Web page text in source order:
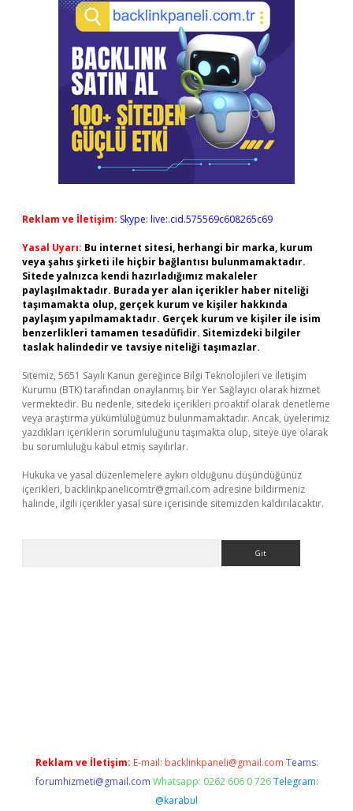
Reklam ve İletişim: Skype: live:.cid.575569c608265c69
Yasal Uyarı: Bu internet sitesi, herhangi bir marka, kurum
veya şahıs şirketi ile hiçbir bağlantısı bulunmamaktadır.
Sitede yalnızca kendi hazırladığımız makaleler
paylaşılmaktadır. Burada yer alan içerikler haber niteliği
taşımamakta olup, gerçek kurum ve kişiler hakkında
paylaşım yapılmamaktadır. Gerçek kurum ve kişiler ile isim
benzerlikleri tamamen tesadüfidir. Sitemizdeki bilgiler
taslak halindedir ve tavsiye niteliği taşımazlar.
Sitemiz, 5651 Sayılı Kanun gereğince Bilgi Teknolojileri ve İletişim
Kurumu (BTK) tarafından onaylanmış bir Yer Sağlayıcı olarak hizmet
vermektedir. Bu nedenle, sitedeki içerikleri proaktif olarak denetleme
veya araştırma yükümlülüğümüz bulunmamaktadır. Ancak, üyelerimiz
yazdıkları içeriklerin sorumluluğunu taşımakta olup, siteye üye olarak
bu sorumluluğu kabul etmiş sayılırlar.
Hukuka ve yasal düzenlemelere aykırı olduğunu düşündüğünüz
içerikleri, backlinkpanelicomtr@gmail.com adresine bildirmeniz
halinde, ilgili içerikler yasal süre içerisinde sitemizden kaldırılacaktır.
Reklam ve İletişim: E-mail: backlinkpaneli@gmail.com Teams:
forumhizmeti@gmail.com Whatsapp: 0262 606 0 726 Telegram:
@karabul